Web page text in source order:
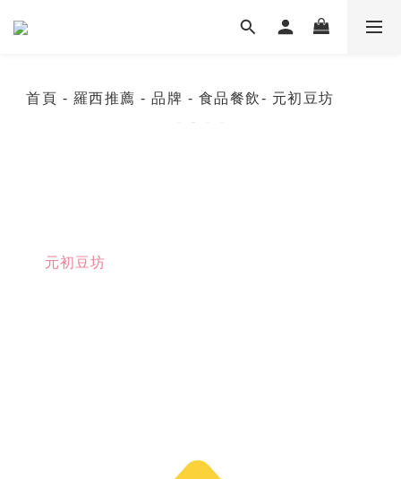
首頁 - 羅西推薦 - 品牌 - 食品餐飲- 元初豆坊
元初豆坊